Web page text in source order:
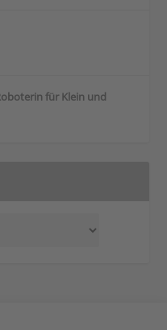
für Klein und